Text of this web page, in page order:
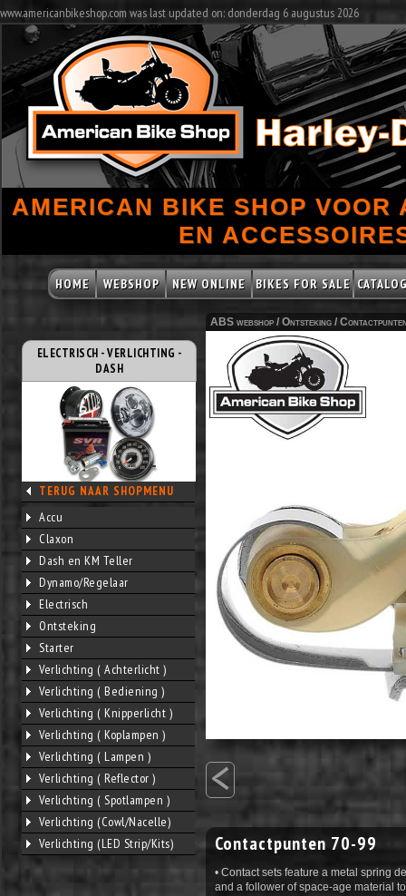
www.americanbikeshop.com was last updated on: donderdag 6 augustus 2026
AMERICAN BIKE SHOP VOOR
EN
HOME WEBSHOP NEW ONLINE BIKES FOR SALE
ELECTRISCH - VERLICHTING -
DASH
TERUG NAAR SHOPMENU
Accu
Claxon
Dash en KM Teller
Dynamo/Regelaar
Electrisch
Ontsteking
Starter
Verlichting ( Achterlicht )
Verlichting ( Bediening )
Verlichting ( Knipperlicht )
Verlichting ( Koplampen )
Verlichting ( Lampen )
Verlichting ( Reflector )
Verlichting ( Spotlampen )
Verlichting (Cowl/Nacelle)
Verlichting (LED Strip/Kits)
ABS webshop / Ontsteking /
<
Contactpunten 70-99
• Contact sets feature a metal spring
and a follower of space-age material